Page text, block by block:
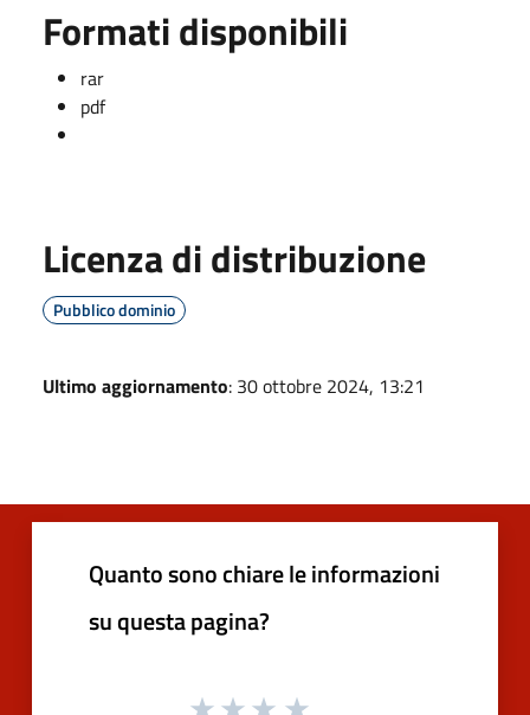
Formati disponibili
rar
pdf
Licenza di distribuzione
Pubblico dominio
Ultimo aggiornamento: 30 ottobre 2024, 13:21
Quanto sono chiare le informazioni
su questa pagina?